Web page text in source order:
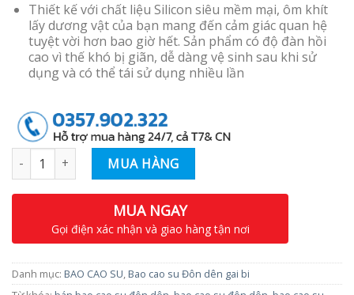
Thiết kế với chất liệu Silicon siêu mềm mại, ôm khít
lấy dương vật của bạn mang đến cảm giác quan hệ
tuyệt vời hơn bao giờ hết. Sản phẩm có độ đàn hồi
cao vì thế khó bị giãn, dễ dàng vệ sinh sau khi sử
dụng và có thể tái sử dụng nhiều lần
Số lượng
MUA HÀNG
MUA NGAY
Gọi điện xác nhận và giao hàng tận nơi
Danh mục: BAO CAO SU Bao cao su Đôn dên gai bi